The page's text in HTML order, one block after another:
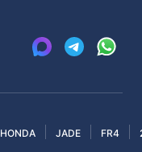
HONDA JADE FR4